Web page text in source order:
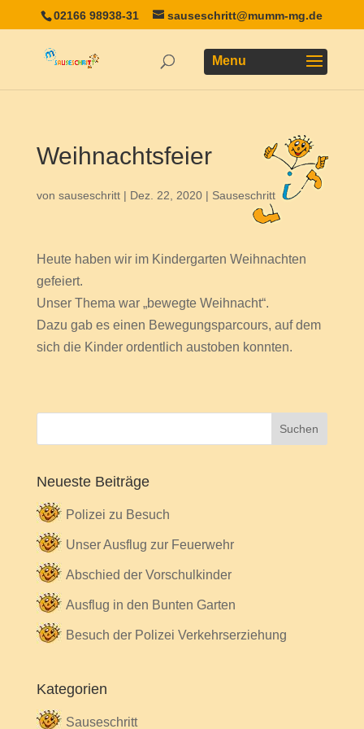
02166 98938-31 sauseschritt@mumm-mg.de
Weihnachtsfeier
von sauseschritt| Dez. 22, 2020| Sauseschritt
Heute haben wir im Kindergarten Weihnachten
gefeiert.
Unser Thema war „bewegte Weihnacht“.
Dazu gab es einen Bewegungsparcours, auf dem
sich die Kinder ordentlich austoben konnten.
Neueste Beiträge
Polizei zu Besuch
Unser Ausflug zur Feuerwehr
Abschied der Vorschulkinder
Ausflug in den Bunten Garten
Besuch der Polizei Verkehrserziehung
Kategorien
Sauseschritt